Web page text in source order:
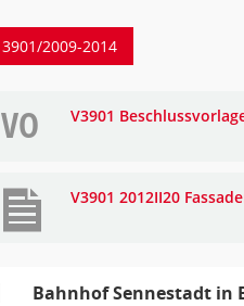
3901/2009-2014
VO V3901
V3901 2012II20
Bahnhof Sennestadt in